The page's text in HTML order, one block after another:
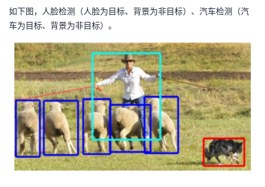
堂
我
的
课
程
我
的
认
证
我
的
实
我
的
我
的
技
术
支
持
我
的
云
声
建
如下图，人脸检测（人脸为目标、背景为非目标）、汽车检测（汽
车为目标、背景为非目标）。